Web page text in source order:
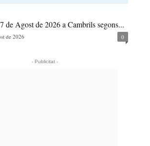
de Agost de 2026 a Cambrils segons...
de 2026 0
- Publicitat -